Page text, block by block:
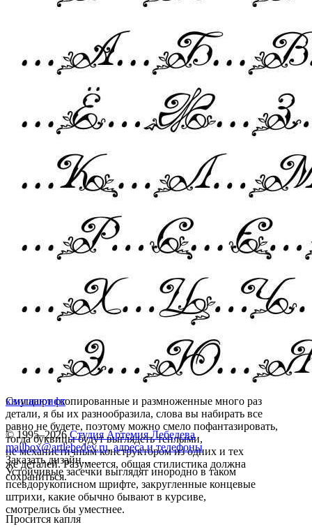
Смущают скопированные и размноженные много раз
детали, я бы их разнообразила, слова вы набирать все
равно не будете, поэтому можно смело пофантазировать,
тогда буквицы будут выглядеть теплыми,
не механистичным конструктором из одних и тех
же деталей. Разумеется, общая стилистика должна
сохраниться.
Устойчивые засечки выглядят инородно в таком
псевдорукописном шрифте, закругленные концевые
штрихи, какие обычно бывают в курсиве,
смотрелись бы уместнее.
Просится капля
книгашрифт
© 1995–2026 Студия Артемия Лебедева
mailbox@artlebedev.ru, адреса и телефоны
Заказать дизайн...